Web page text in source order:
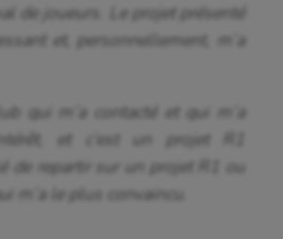
de joueurs. Le projet présenté
et, personnellement, m’a
qui m’a contacté et qui m’a
et c’est un projet R1
de repartir sur un projet R1 ou
m’a le plus convaincu.